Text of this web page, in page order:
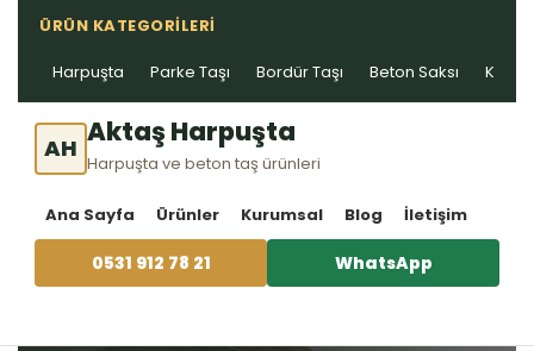
ÜRÜN KATEGORILERI
Harpuşta Parke Taşı Bordür Taşı Beton Saksı Kablo
AH Aktaş Harpuşta
Harpuşta ve beton taş ürünleri
Ana Sayfa Ürünler Kurumsal Blog İletişim
0531 912 78 21 WhatsApp